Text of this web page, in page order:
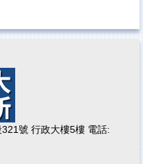
號 行政大樓5樓 電話: